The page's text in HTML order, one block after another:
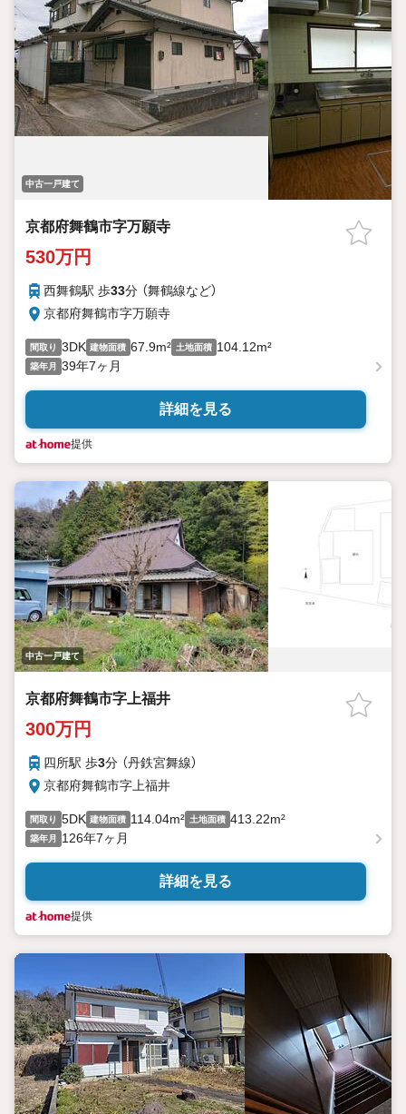
中古一戸建て
京都府舞鶴市字万願寺
530万円
西舞鶴駅 歩33分 （舞鶴線など）
京都府舞鶴市字万願寺
間取り 3DK 建物面積 67.9m² 土地面積 104.12m²
築年月 39年7ヶ月
詳細を見る
提供
中古一戸建て
京都府舞鶴市字上福井
300万円
四所駅 歩3分 （丹鉄宮舞線）
京都府舞鶴市字上福井
間取り 5DK 建物面積 114.04m² 土地面積 413.22m²
築年月 126年7ヶ月
詳細を見る
提供